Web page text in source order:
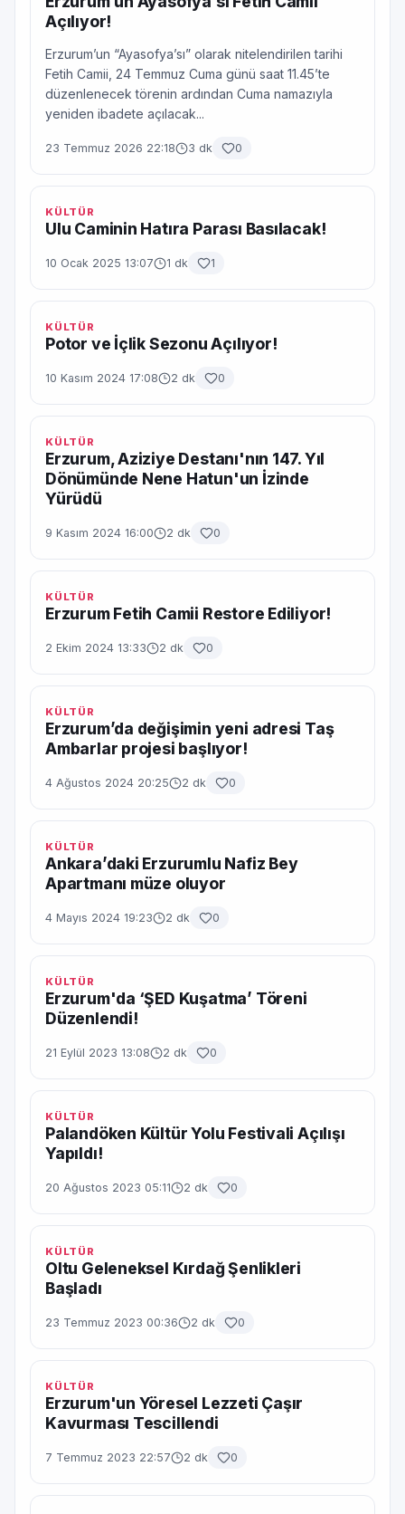
Açılıyor!
Erzurum’un “Ayasofya’sı” olarak nitelendirilen tarihi
Fetih Camii, 24 Temmuz Cuma günü saat 11.45’te
düzenlenecek törenin ardından Cuma namazıyla
yeniden ibadete açılacak...
23 Temmuz 2026 22:18 3 dk 0
KÜLTÜR
Ulu Caminin Hatıra Parası Basılacak!
10 Ocak 2025 13:07 1 dk 1
KÜLTÜR
Potor ve İçlik Sezonu Açılıyor!
10 Kasım 2024 17:08 2 dk 0
KÜLTÜR
Erzurum, Aziziye Destanı'nın 147. Yıl
Dönümünde Nene Hatun'un İzinde
Yürüdü
9 Kasım 2024 16:00 2 dk 0
KÜLTÜR
Erzurum Fetih Camii Restore Ediliyor!
2 Ekim 2024 13:33 2 dk 0
KÜLTÜR
Erzurum’da değişimin yeni adresi Taş
Ambarlar projesi başlıyor!
4 Ağustos 2024 20:25 2 dk 0
KÜLTÜR
Ankara’daki Erzurumlu Nafiz Bey
Apartmanı müze oluyor
4 Mayıs 2024 19:23 2 dk 0
KÜLTÜR
Erzurum'da ‘ŞED Kuşatma’ Töreni
Düzenlendi!
21 Eylül 2023 13:08 2 dk 0
KÜLTÜR
Palandöken Kültür Yolu Festivali Açılışı
Yapıldı!
20 Ağustos 2023 05:11 2 dk 0
KÜLTÜR
Oltu Geleneksel Kırdağ Şenlikleri
Başladı
23 Temmuz 2023 00:36 2 dk 0
KÜLTÜR
Erzurum'un Yöresel Lezzeti Çaşır
Kavurması Tescillendi
7 Temmuz 2023 22:57 2 dk 0